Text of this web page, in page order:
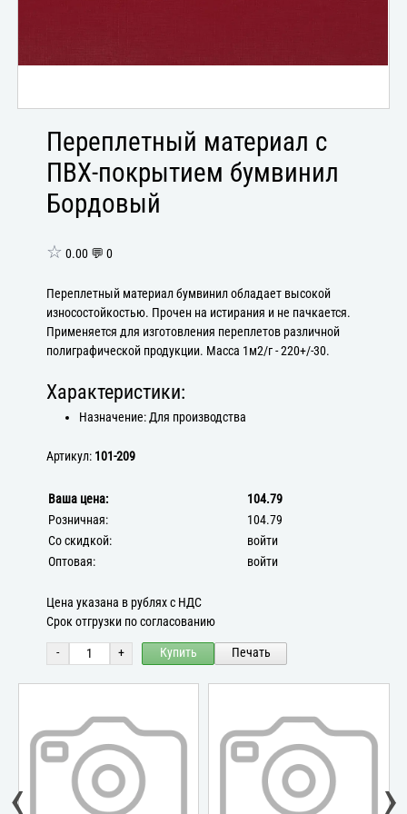
Переплетный материал с
ПВХ-покрытием бумвинил
Бордовый
☆ 0.00 💬 0
Переплетный материал бумвинил обладает высокой
износостойкостью. Прочен на истирания и не пачкается.
Применяется для изготовления переплетов различной
полиграфической продукции. Масса 1м2/г - 220+/-30.
Характеристики:
Назначение: Для производства
Артикул: 101-209
Ваша цена:
104.79
Розничная:
104.79
Со скидкой:
войти
Оптовая:
войти
Цена указана в рублях с НДС
Срок отгрузки по согласованию
- + Купить Печать
‹ ›